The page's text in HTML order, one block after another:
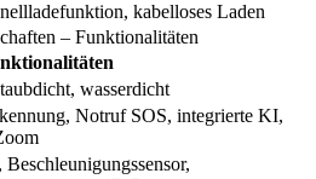
kabelloses Laden
– Funktionalitäten
wasserdicht
Notruf SOS, integrierte KI,
Beschleunigungssensor,